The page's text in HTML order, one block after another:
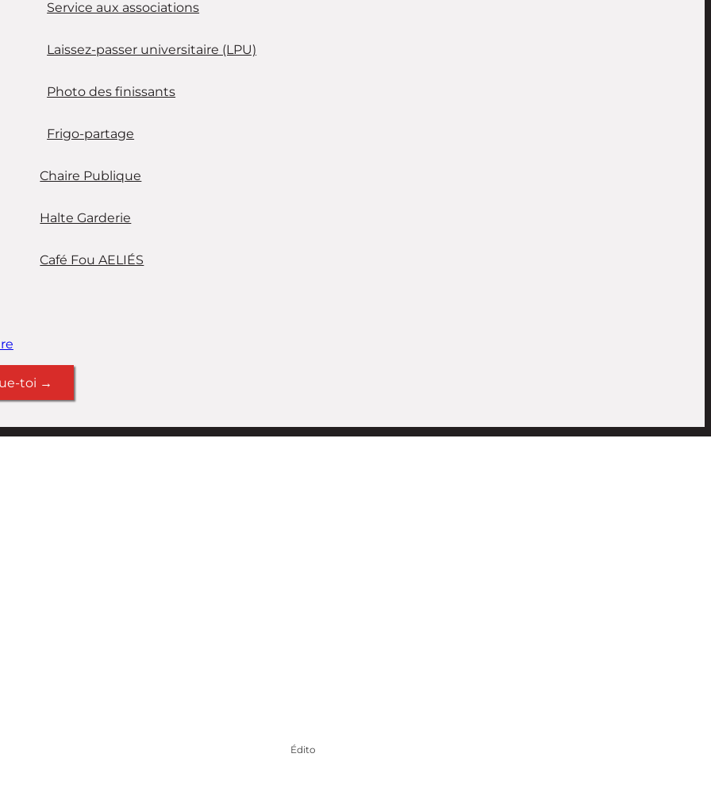
Service aux associations
Laissez-passer universitaire (LPU)
Photo des finissants
Frigo-partage
Chaire Publique
Halte Garderie
Café Fou AELIÉS
toi →
Édito